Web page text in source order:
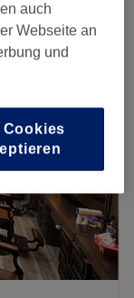
09:00–19:00
09:00–19:00
09:00– 19:00
09:00–19:00
09:00–18:00
Geschlossen
dem jedes
die natürliche
mit
auf dein Haar
auch
Webseite an
und
Cookies